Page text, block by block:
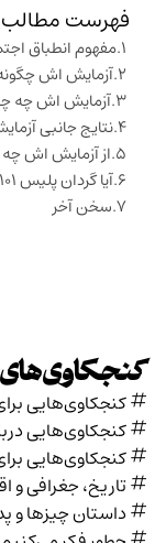
فهرست مطالب
مفهوم انطباق
آزمایش اش
آزمایش اش چه
نتایج جانبی
از آزمایش اش
آیا گردان پلیس ۱۰۱ دچار انطباق‌پذیری اجتماعی شده بود؟
سخن آخر
کنجکاوی‌هایی
کنجکاوی‌هایی
کنجکاوی‌هایی
تاریخ،‌ جغرافی و
داستان چیزها و